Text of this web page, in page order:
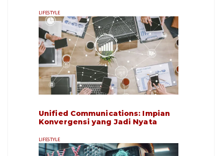
LIFESTYLE
Unified Communications: Impian
Konvergensi yang Jadi Nyata
LIFESTYLE